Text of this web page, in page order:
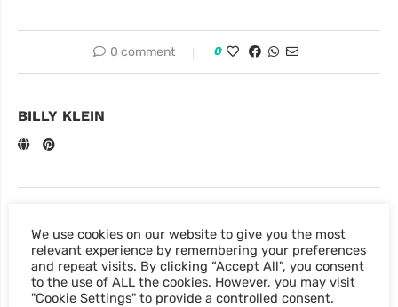
0 comment 0
BILLY KLEIN
Street Wheels Neueröffnung! Wir sind auch da!
next post
Ab jetzt auch Kartenzahlung möglich!
We use cookies on our website to give you the most
relevant experience by remembering your preferences
and repeat visits. By clicking “Accept All”, you consent
to the use of ALL the cookies. However, you may visit
"Cookie Settings" to provide a controlled consent.